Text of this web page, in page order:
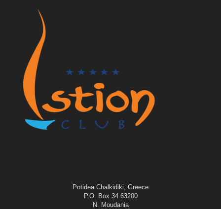
Potidea Chalkidiki, Greece
P.O. Box 34 63200
N. Moudania